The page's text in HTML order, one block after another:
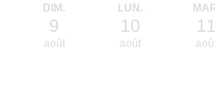
DIM.
9
août
LUN.
10
août
11